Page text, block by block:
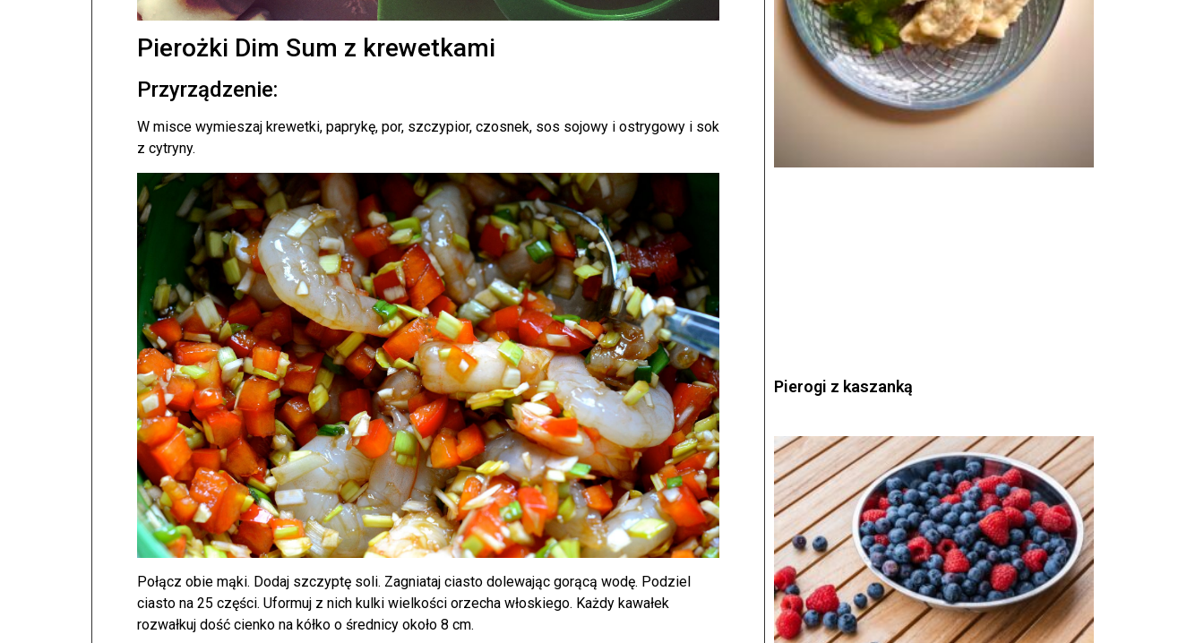
Pierożki Dim Sum z krewetkami
Przyrządzenie:
W misce wymieszaj krewetki, paprykę, por, szczypior, czosnek, sos sojowy i ostrygowy i sok
z cytryny.
Połącz obie mąki. Dodaj szczyptę soli. Zagniataj ciasto dolewając gorącą wodę. Podziel
ciasto na 25 części. Uformuj z nich kulki wielkości orzecha włoskiego. Każdy kawałek
rozwałkuj dość cienko na kółko o średnicy około 8 cm.
Pierogi z kaszanką